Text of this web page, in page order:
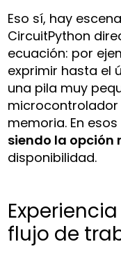
Eso sí, hay
CircuitPython
ecuación: por
exprimir hasta el
una pila muy
memoria. En
siendo la opción
disponibilidad.
flujo de